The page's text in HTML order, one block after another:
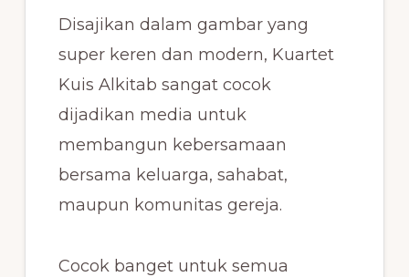
Disajikan dalam gambar yang
super keren dan modern, Kuartet
Kuis Alkitab sangat cocok
dijadikan media untuk
membangun kebersamaan
bersama keluarga, sahabat,
maupun komunitas gereja.
Cocok banget untuk semua